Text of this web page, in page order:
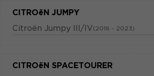
CITROëN JUMPY
Citroën Jumpy III/IV(2016 - 2023)
CITROëN SPACETOURER